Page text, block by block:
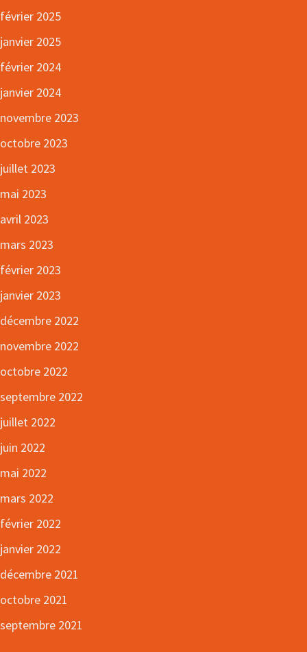
février 2025
janvier 2025
février 2024
janvier 2024
novembre 2023
octobre 2023
juillet 2023
mai 2023
avril 2023
mars 2023
février 2023
janvier 2023
décembre 2022
novembre 2022
octobre 2022
septembre 2022
juillet 2022
juin 2022
mai 2022
mars 2022
février 2022
janvier 2022
décembre 2021
octobre 2021
septembre 2021